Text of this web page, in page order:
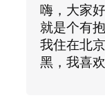
嗨，大家
就是个有
我住在北
黑，我喜